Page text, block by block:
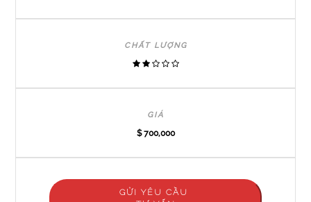
CHẤT LƯỢNG
GIÁ
$ 700,000
GỬI YÊU CẦU